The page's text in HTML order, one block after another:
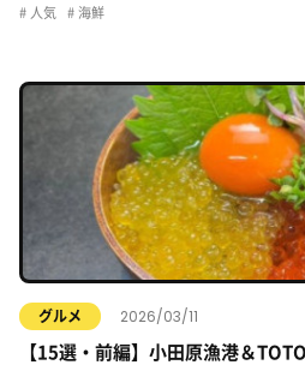
人気 海鮮
グルメ 2026/03/11
【15選・前編】小田原漁港＆